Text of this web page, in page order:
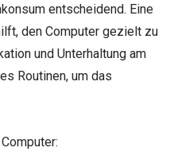
entscheidend. Eine
den Computer gezielt zu
und Unterhaltung am
Routinen, um das